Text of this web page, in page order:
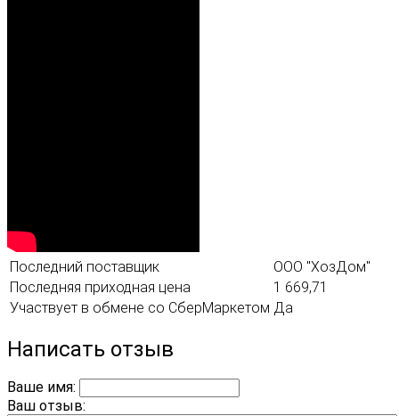
Последний поставщик
ООО "ХозДом"
Последняя приходная цена
1 669,71
Участвует в обмене со СберМаркетом Да
Написать отзыв
Ваше имя:
Ваш отзыв: